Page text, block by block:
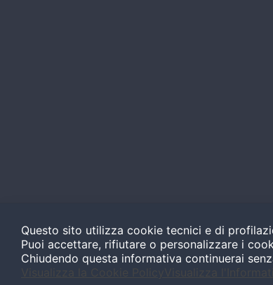
Questo sito utilizza cookie tecnici e di
Puoi accettare, rifiutare o personalizzare i
Chiudendo questa informativa continuerai